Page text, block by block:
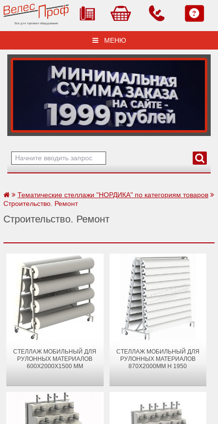
Все для торгового оборудования
МЕНЮ
Тематические стеллажи "НОРДИКА" по категориям товаров
Строительство. Ремонт
Строительство. Ремонт
СТЕЛЛАЖ МОБИЛЬНЫЙ ДЛЯ
РУЛОННЫХ МАТЕРИАЛОВ
600Х2000Х1500 ММ
СТЕЛЛАЖ МОБИЛЬНЫЙ ДЛЯ
РУЛОННЫХ МАТЕРИАЛОВ
870Х2000ММ H 1950